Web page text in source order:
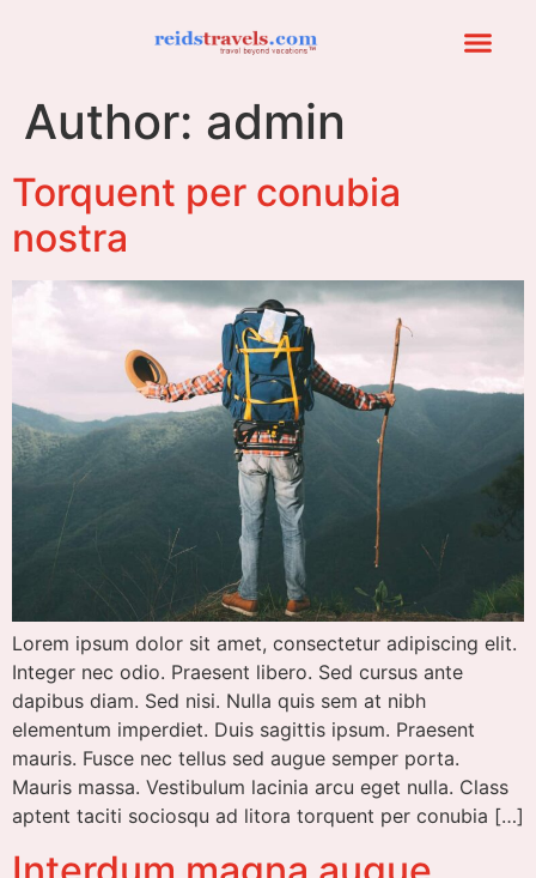
Author: admin
Torquent per conubia
nostra
Lorem ipsum dolor sit amet, consectetur adipiscing elit.
Integer nec odio. Praesent libero. Sed cursus ante
dapibus diam. Sed nisi. Nulla quis sem at nibh
elementum imperdiet. Duis sagittis ipsum. Praesent
mauris. Fusce nec tellus sed augue semper porta.
Mauris massa. Vestibulum lacinia arcu eget nulla. Class
aptent taciti sociosqu ad litora torquent per conubia […]